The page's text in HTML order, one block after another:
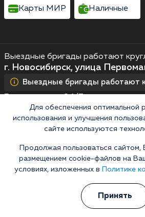
Кодирование алкоголизма
Кодирование от алкоголя на
Выездные бригады работают
г. Новосибирск, улица
Выездные бригады работают
+7 (383) 227-84-98
Информационная служба
Карты МИР Наличные
Для обеспечения оптимальной
использования и улучшения
сайте используются
Продолжая пользоваться сайтом,
размещением cookie-файлов на
условиях, изложенных в
Политике
Принять